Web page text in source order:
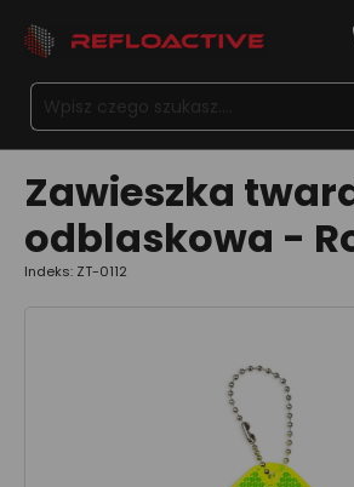
Zawieszka
odblaskowa -
Indeks: ZT-0112